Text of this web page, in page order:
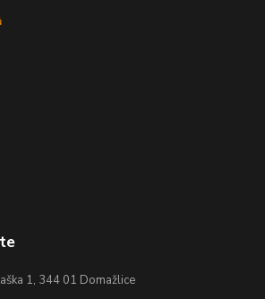
1, 344 01 Domažlice